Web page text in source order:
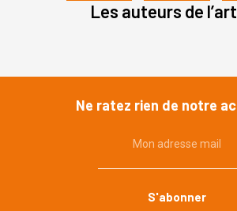
Les auteurs de
Ne ratez rien de notre
Mon adresse mail